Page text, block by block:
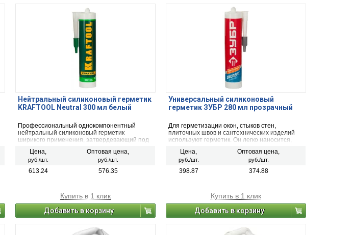
Нейтральный силиконовый герметик
KRAFTOOL Neutral 300 мл белый
Профессиональный однокомпонентный
нейтральный силиконовый герметик
ширикого применения, затвердевающий под
Цена,
руб./шт.
Оптовая цена,
руб./шт.
613.24 576.35
Купить в 1 клик
Добавить в корзину
Универсальный силиконовый
герметик ЗУБР 280 мл прозрачный
Для герметизации окон, стыков стен,
плиточных швов и сантехнических изделий
используют герметик. Он легко наносится,
скрепляя их, создает препятствие для влаги и
воздуха. Его применяют в строительстве и
ремонте.
Цена,
руб./шт.
Оптовая цена,
руб./шт.
398.87 374.88
Купить в 1 клик
Добавить в корзину